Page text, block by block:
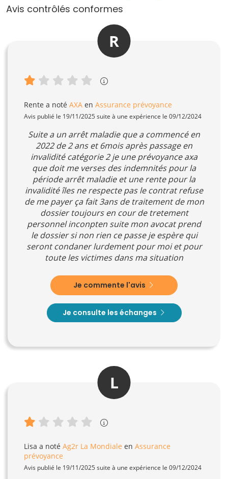
Avis contrôlés conformes
R
Rente a noté AXA en Assurance prévoyance
Avis publié le 19/11/2025 suite à une expérience le 09/12/2024
Suite a un arrêt maladie que a commencé en
2022 de 2 ans et 6mois après passage en
invalidité catégorie 2 je une prévoyance axa
que doit me verses des indemnités pour la
période arrêt maladie et une rente pour la
invalidité îles ne respecte pas le contrat refuse
de me payer ça fait 3ans de traitement de mon
dossier toujours en cour de tretement
personnel inconpten suite mon avocat prend
le dossier si non rien ce passe je espère qui
seront condaner lurdement pour moi et pour
toute les victimes dans ma situation
Je commente l'avis
Je consulte les échanges
L
Lisa a noté Ag2r La Mondiale en Assurance
prévoyance
Avis publié le 19/11/2025 suite à une expérience le 09/12/2024